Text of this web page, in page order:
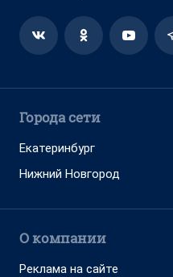
Города сети
Екатеринбург
Нижний Новгород
О компании
Реклама на сайте